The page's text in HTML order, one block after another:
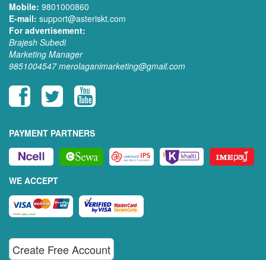
Mobile: 9801000860
E-mail: support@asteriskt.com
For advertisement:
Brajesh Subedi
Marketing Manager
9851004547 merolaganimarketing@gmail.com
PAYMENT PARTNERS
WE ACCEPT
Create Free Account